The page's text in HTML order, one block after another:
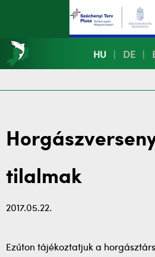
HU DE
tilalmak
2017.05.22.
Ezúton tájékoztatjuk a